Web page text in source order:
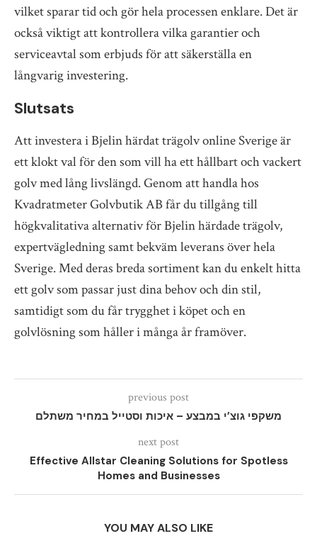
vilket sparar tid och gör hela processen enklare. Det är
också viktigt att kontrollera vilka garantier och
serviceavtal som erbjuds för att säkerställa en
långvarig investering.
Slutsats
Att investera i Bjelin härdat trägolv online Sverige är
ett klokt val för den som vill ha ett hållbart och vackert
golv med lång livslängd. Genom att handla hos
Kvadratmeter Golvbutik AB får du tillgång till
högkvalitativa alternativ för Bjelin härdade trägolv,
expertvägledning samt bekväm leverans över hela
Sverige. Med deras breda sortiment kan du enkelt hitta
ett golv som passar just dina behov och din stil,
samtidigt som du får trygghet i köpet och en
golvlösning som håller i många år framöver.
previous post
משקפי גוצ’י במבצע – איכות וסטייל במחיר משתלם
next post
Effective Allstar Cleaning Solutions for Spotless
Homes and Businesses
YOU MAY ALSO LIKE